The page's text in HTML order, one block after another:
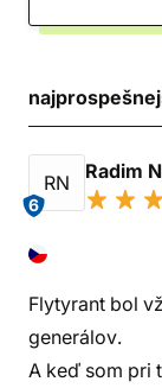
RN
6
Radim
Flytyrant bol
generálov.
A keď som pri